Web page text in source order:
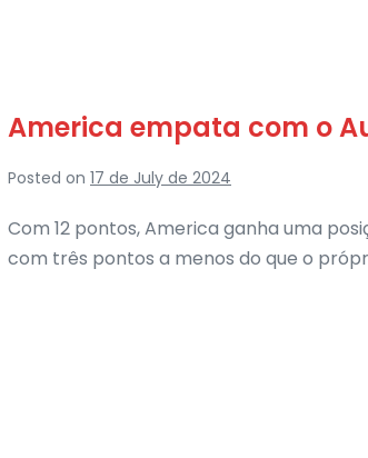
America empata com o
Posted on 17 de July de 2024
Com 12 pontos, America ganha uma
com três pontos a menos do que o